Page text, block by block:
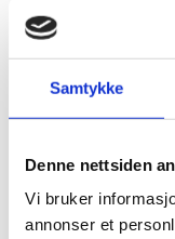
Samtykke
Denne nettsiden
Vi bruker
annonser et
Filterhus
høyt at det
er åpne
mnd. bruk pga.